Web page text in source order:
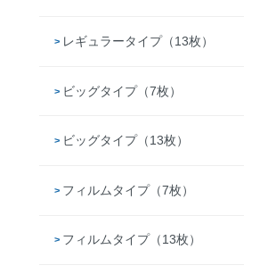
レギュラータイプ（13枚）
ビッグタイプ（7枚）
ビッグタイプ（13枚）
フィルムタイプ（7枚）
フィルムタイプ（13枚）